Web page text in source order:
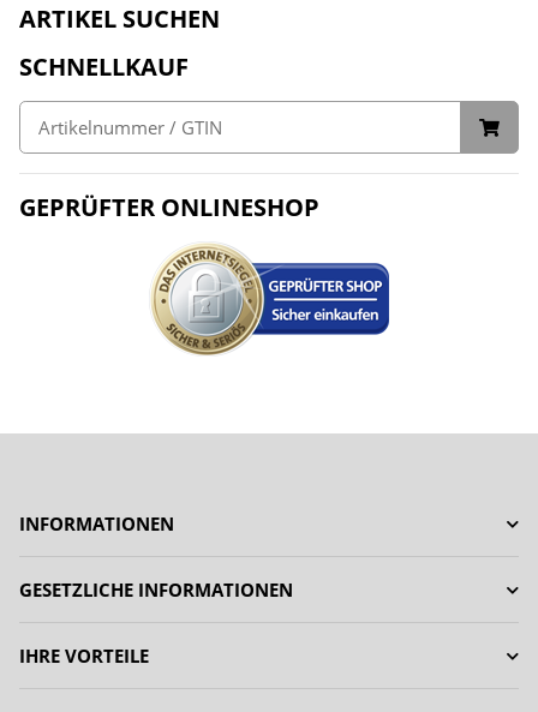
ARTIKEL SUCHEN
SCHNELLKAUF
GEPRÜFTER ONLINESHOP
INFORMATIONEN
GESETZLICHE INFORMATIONEN
IHRE VORTEILE